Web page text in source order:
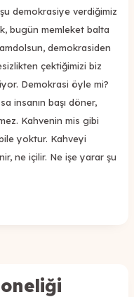
şu demokrasiye verdiğimiz
bugün memleket balta
demokrasiden
çektiğimizi biz
Demokrasi öyle mi?
insanın başı döner,
Kahvenin mis gibi
yoktur. Kahveyi
ne içilir. Ne işe yarar şu